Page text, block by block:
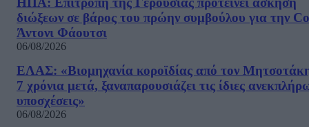
διώξεων σε βάρος του πρώην συμβούλου για την
Άντονι Φάουτσι
06/08/2026
ΕΛΑΣ: «Βιομηχανία κοροϊδίας από τον
7 χρόνια μετά, ξαναπαρουσιάζει τις ίδιες
υποσχέσεις»
06/08/2026